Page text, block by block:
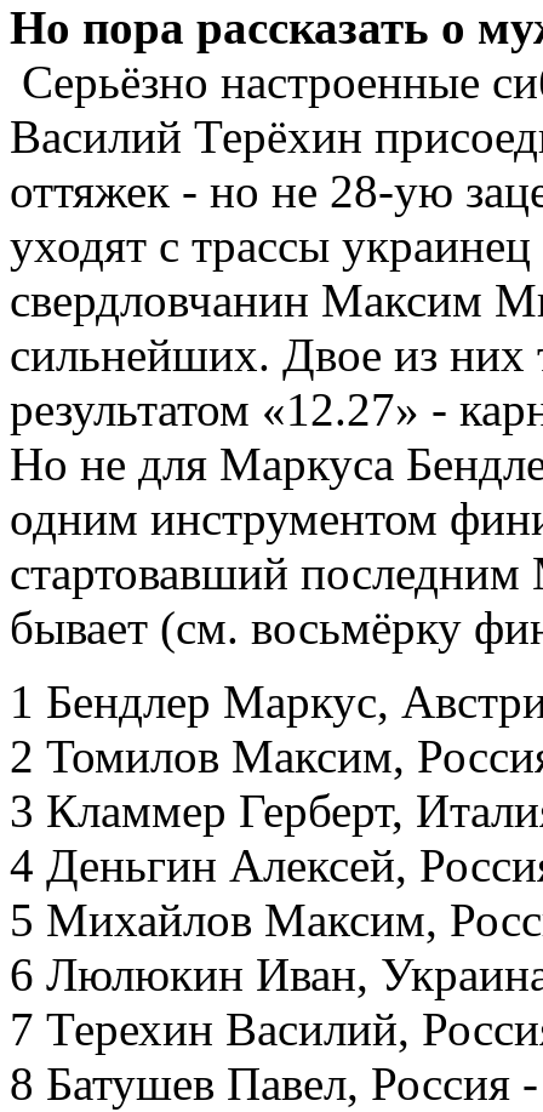
Но пора рассказать о
Серьёзно настроенные
Василий Терёхин
оттяжек - но не 28-ую
уходят с трассы
свердловчанин Максим
сильнейших. Двое из них
результатом «12.27» -
Но не для Маркуса
одним инструментом
стартовавший
бывает (см. восьмёрку
1 Бендлер Маркус,
2 Томилов Максим,
3 Кламмер Герберт,
4 Деньгин Алексей,
5 Михайлов Максим,
6 Люлюкин Иван,
7 Терехин Василий,
8 Батушев Павел, Россия